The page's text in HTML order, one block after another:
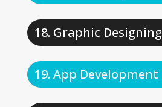
Graphic Designing
App Development